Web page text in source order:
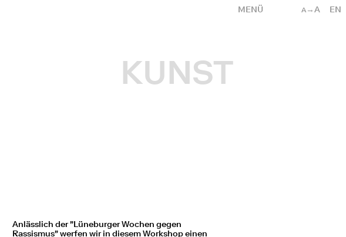
A →A EN
MENÜ
KUNST
Anlässlich der "Lüneburger Wochen gegen
Rassismus" werfen wir in diesem Workshop einen